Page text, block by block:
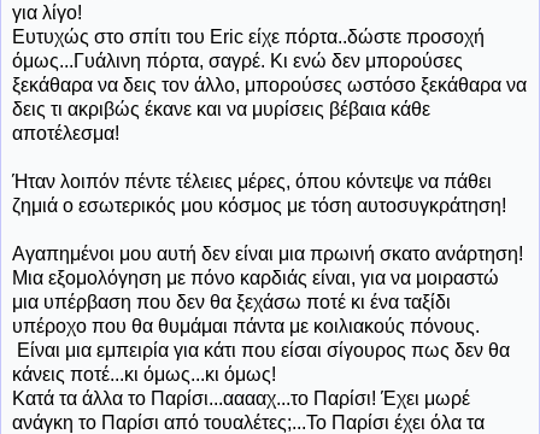
για λίγο!
Ευτυχώς στο σπίτι του Eric είχε πόρτα..δώστε προσοχή
όμως...Γυάλινη πόρτα, σαγρέ. Κι ενώ δεν μπορούσες
ξεκάθαρα να δεις τον άλλο, μπορούσες ωστόσο ξεκάθαρα να
δεις τι ακριβώς έκανε και να μυρίσεις βέβαια κάθε
αποτέλεσμα!
Ήταν λοιπόν πέντε τέλειες μέρες, όπου κόντεψε να πάθει
ζημιά ο εσωτερικός μου κόσμος με τόση αυτοσυγκράτηση!
Αγαπημένοι μου αυτή δεν είναι μια πρωινή σκατο ανάρτηση!
Μια εξομολόγηση με πόνο καρδιάς είναι, για να μοιραστώ
μια υπέρβαση που δεν θα ξεχάσω ποτέ κι ένα ταξίδι
υπέροχο που θα θυμάμαι πάντα με κοιλιακούς πόνους.
Είναι μια εμπειρία για κάτι που είσαι σίγουρος πως δεν θα
κάνεις ποτέ...κι όμως...κι όμως!
Κατά τα άλλα το Παρίσι...ααααχ...το Παρίσι! Έχει μωρέ
ανάγκη το Παρίσι από τουαλέτες;...Το Παρίσι έχει όλα τα